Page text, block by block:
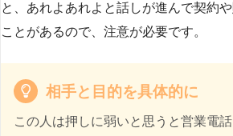
と、あれよあれよと話しが進んで契約
ことがあるので、注意が必要です。
相手と目的を具体的に
この人は押しに弱いと思うと営業電